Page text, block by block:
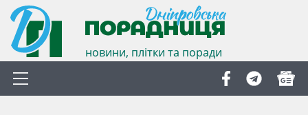
новини, плітки та поради